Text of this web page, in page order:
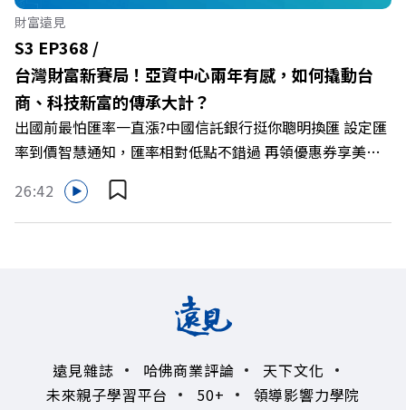
🔺最有人情味的文化橋梁！從社會創新到經典「日本展」的
共好實踐 主持人／遠見雜誌副社長兼遠見智庫總編輯 李建
興 與談人／遠東SOGO百貨董事長 黃晴雯 +++++ 🫧清除腦
袋的盲點，也順手理清生活的雜亂。 點開看質感養成術>>
https://gvmkt.pse.is/9al3px ✨關注《遠見》更多的社群：
LINE：https://reurl.cc/A4ELQp IG：
https://bit.ly/3AjBWNV YT：https://bit.ly/38jNi9k
Powered by Firstory Hosting
財富遠見
S3 EP368 /
台灣財富新賽局！亞資中心兩年有感，如何撬動台
商、科技新富的傳承大計？
出國前最怕匯率一直漲?中國信託銀行挺你聰明換匯 設定匯
率到價智慧通知，匯率相對低點不錯過 再領優惠券享美金
最高減3分等優惠 立即設定： https://fstry.pse.is/9d7lr7
投資外幣如幣別轉換可能產生匯兌損失，應評估涉及自身情
況審慎投資。 完整注意事項詳見網站資訊。 —— 以上為
在政府力推「亞洲資產管理中心」政策、高雄專區成立滿週
年的關鍵時刻，台灣的投信、信託與財富管理業務，正迎來
到遠見資深主編廖君雅，帶你解析這場台灣史上最大規模的
財富版圖重組。 🔺資產管理大躍進！台灣憑什麼挑戰亞太
26:42
遠見雜誌 哈佛商業評論
天下文化
未來親子學習平台
50+ 領導影響力學院